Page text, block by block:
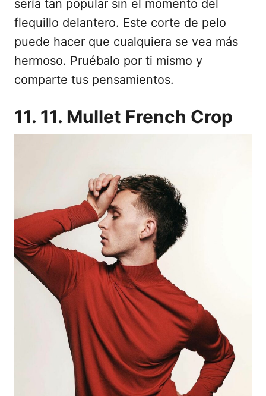
sería tan popular sin el momento del
flequillo delantero. Este corte de pelo
puede hacer que cualquiera se vea más
hermoso. Pruébalo por ti mismo y
comparte tus pensamientos.
11. 11. Mullet French Crop